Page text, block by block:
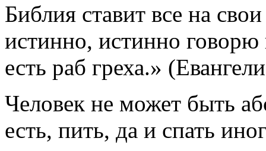
Библия ставит все на
истинно, истинно
есть раб греха.»
Человек не может быть
есть, пить, да и спать